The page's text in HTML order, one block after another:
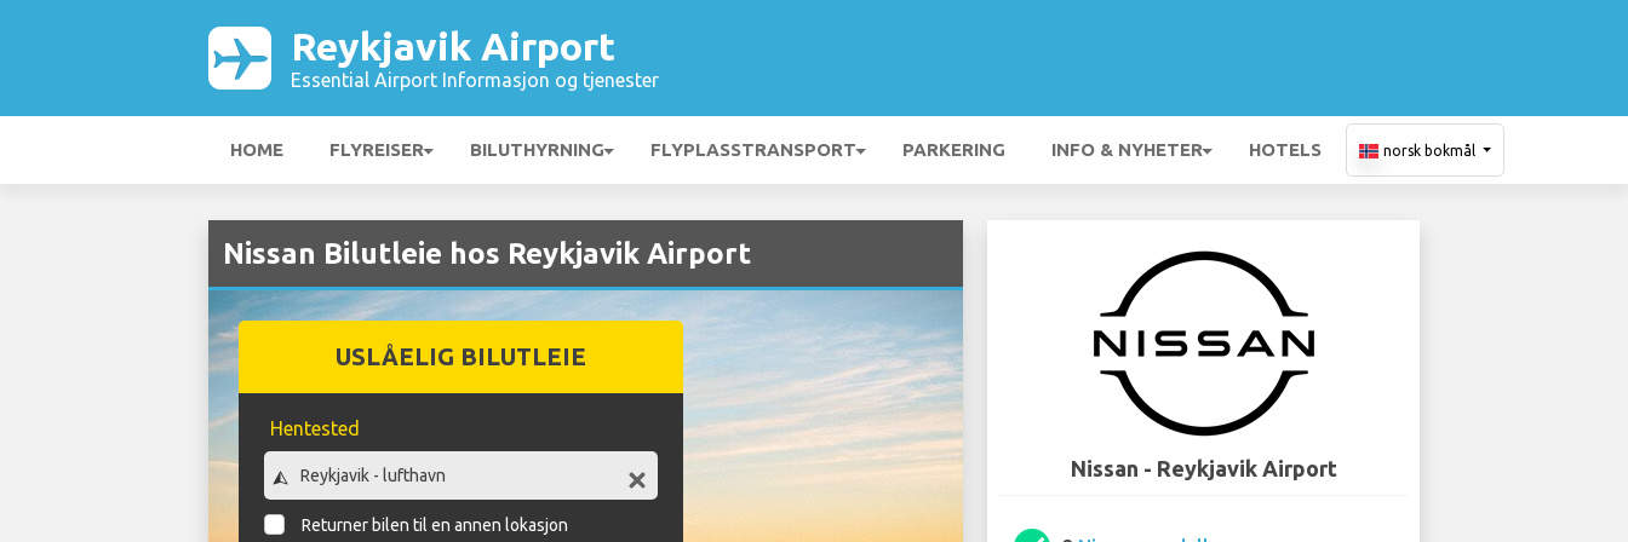
Reykjavik Airport
Essential Airport Informasjon og tjenester
HOME FLYREISER BILUTHYRNING FLYPLASSTRANSPORT PARKERING INFO & NYHETER HOTELS norsk bokmål
Nissan Bilutleie hos Reykjavik Airport
USLÅELIG BILUTLEIE
Hentested
Returner bilen til en annen lokasjon
Nissan - Reykjavik Airport